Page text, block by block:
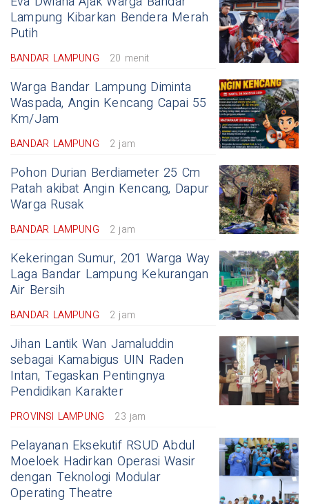
Lampung Kibarkan Bendera Merah
Putih
BANDAR LAMPUNG 20 menit
Warga Bandar Lampung Diminta
Waspada, Angin Kencang Capai 55
Km/Jam
BANDAR LAMPUNG 2 jam
Pohon Durian Berdiameter 25 Cm
Patah akibat Angin Kencang, Dapur
Warga Rusak
BANDAR LAMPUNG 2 jam
Kekeringan Sumur, 201 Warga Way
Laga Bandar Lampung Kekurangan
Air Bersih
BANDAR LAMPUNG 2 jam
Jihan Lantik Wan Jamaluddin
sebagai Kamabigus UIN Raden
Intan, Tegaskan Pentingnya
Pendidikan Karakter
PROVINSI LAMPUNG 23 jam
Pelayanan Eksekutif RSUD Abdul
Moeloek Hadirkan Operasi Wasir
dengan Teknologi Modular
Operating Theatre